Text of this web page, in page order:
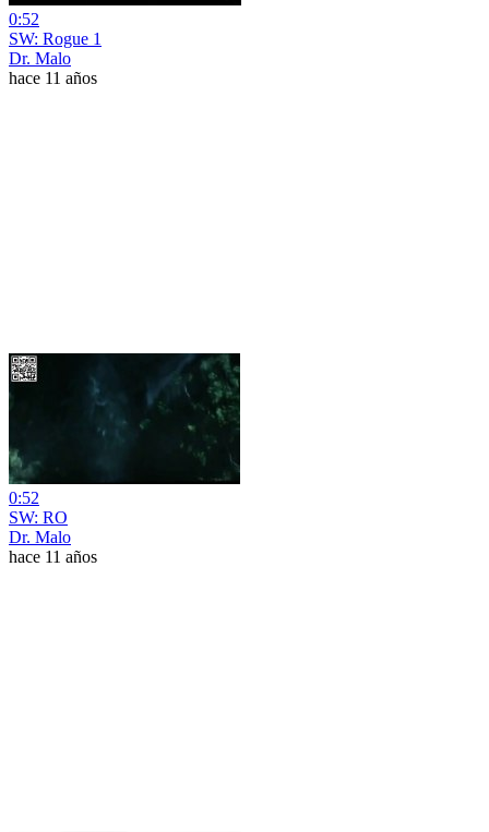
0:52
SW: Rogue 1
Dr. Malo
hace 11 años
0:52
SW: RO
Dr. Malo
hace 11 años